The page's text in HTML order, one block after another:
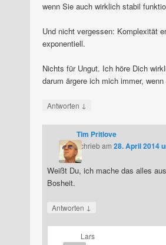
wenn Sie auch wirklich stabil
Und nicht vergessen: Komplexität
exponentiell.
Nichts für Ungut. Ich höre Dich
darum ärgere ich mich immer,
Antworten ↓
Tim Pritlove
schriebam 28. April 2014
Weißt Du, ich mache das alles
Bosheit.
Antworten ↓
Lars